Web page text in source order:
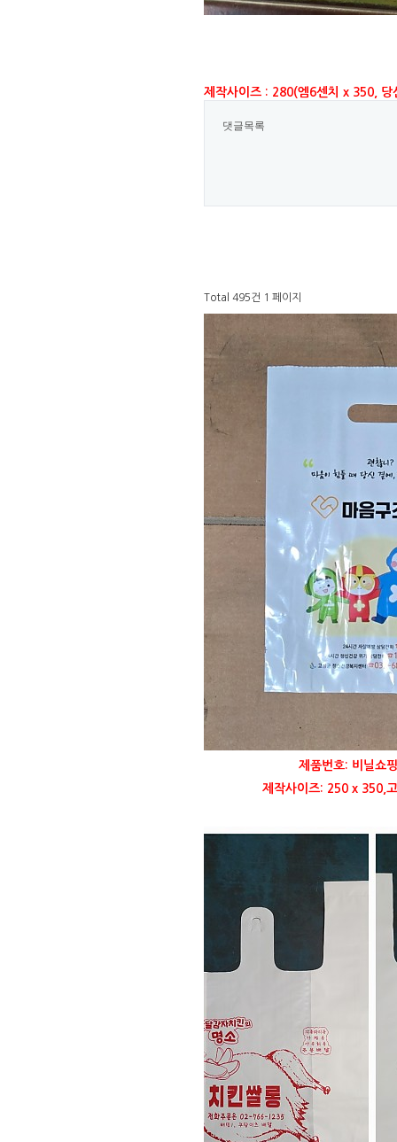
제작사이즈 : 280(엠6센치 x 350, 당
댓글목록
Total 495건 1 페이지
제품번호: 비닐쇼
제작사이즈: 250 x 350,